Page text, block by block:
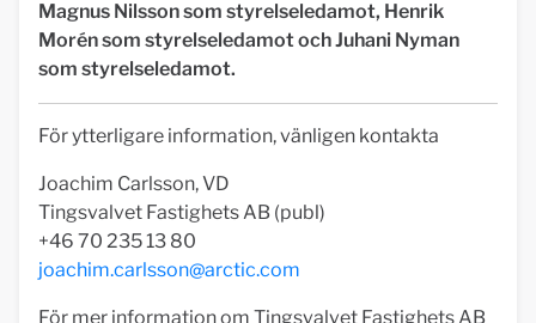
Magnus Nilsson som styrelseledamot, Henrik
Morén som styrelseledamot och Juhani Nyman
som styrelseledamot.
För ytterligare information, vänligen kontakta
Joachim Carlsson, VD
Tingsvalvet Fastighets AB (publ)
+46 70 235 13 80
joachim.carlsson@arctic.com
För mer information om Tingsvalvet Fastighets AB